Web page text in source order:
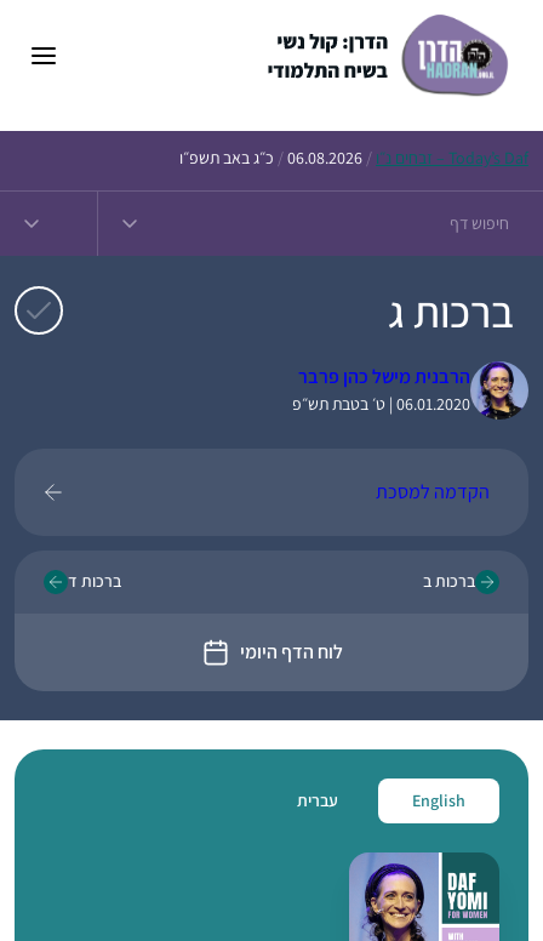
Today’s Daf – זבחים נ״ו /
06.08.2026
/ כ״ג באב תשפ״ו
ברכות ג
הרבנית מישל כהן פרבר
06.01.2020 | ט׳ בטבת תש״פ
הקדמה למסכת
ברכות ב
לוח הדף היומי
ברכות ד
English עברית